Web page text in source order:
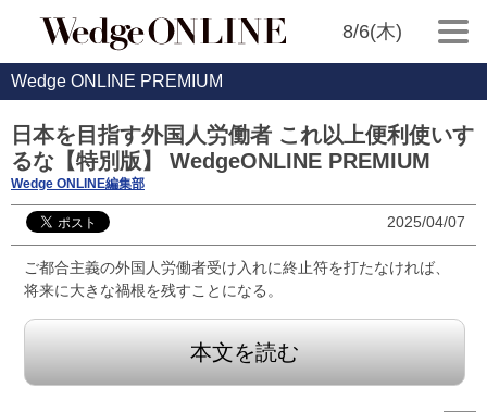
8/6(木)
Wedge ONLINE PREMIUM
日本を目指す外国人労働者 これ以上便利使いす
るな【特別版】 WedgeONLINE PREMIUM
Wedge ONLINE編集部
2025/04/07
ご都合主義の外国人労働者受け入れに終止符を打たなければ、
将来に大きな禍根を残すことになる。
本文を読む